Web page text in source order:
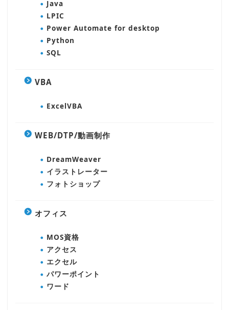
Java
LPIC
Power Automate for desktop
Python
SQL
VBA
ExcelVBA
WEB/DTP/動画制作
DreamWeaver
イラストレーター
フォトショップ
オフィス
MOS資格
アクセス
エクセル
パワーポイント
ワード